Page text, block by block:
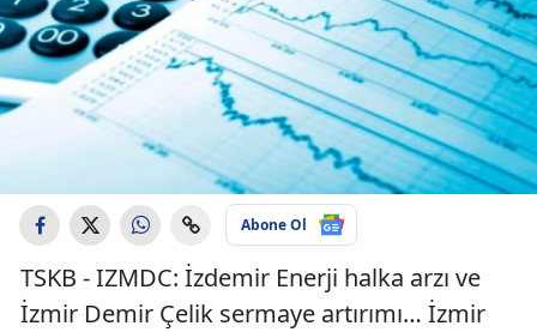
Abone Ol
TSKB - IZMDC: İzdemir Enerji halka arzı ve
İzmir Demir Çelik sermaye artırımı… İzmir